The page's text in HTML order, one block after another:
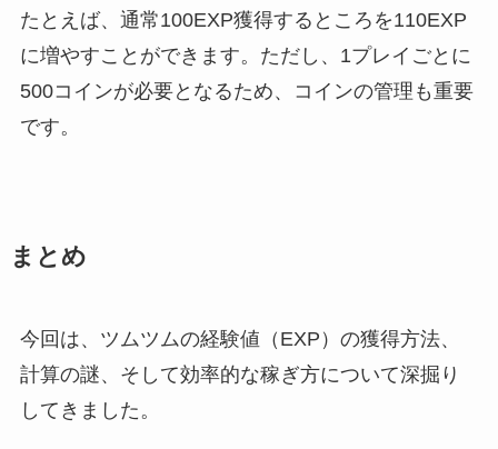
たとえば、通常100EXP獲得するところを110EXP
に増やすことができます。ただし、1プレイごとに
500コインが必要となるため、コインの管理も重要
です。
まとめ
今回は、ツムツムの経験値（EXP）の獲得方法、
計算の謎、そして効率的な稼ぎ方について深掘り
してきました。